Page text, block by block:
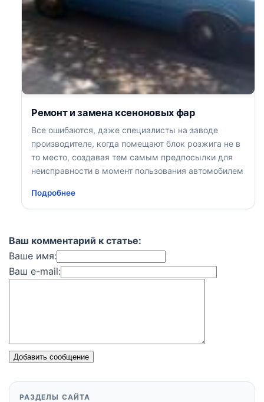
Ремонт и замена ксеноновых фар
Все ошибаются, даже специалисты на заводе
производителе, когда помещают блок розжига не в
то место, создавая тем самым предпосылки для
неисправности в момент пользования автомобилем
Подробнее
Ваш комментарий к статье:
Ваше имя:
Ваш e-mail:
Добавить сообщение
РАЗДЕЛЫ САЙТА